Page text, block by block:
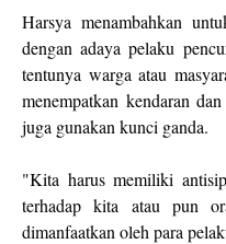
Harsya menambahkan
dengan adaya pelaku
tentunya warga atau
menempatkan kendaran
juga gunakan kunci ganda.
"Kita harus memiliki
terhadap kita atau pun
dimanfaatkan oleh para